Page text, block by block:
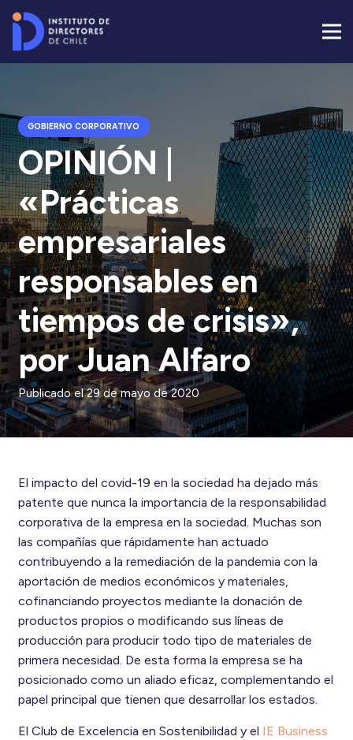
GOBIERNO CORPORATIVO
OPINIÓN |
«Prácticas
empresariales
responsables en
tiempos de crisis»,
por Juan Alfaro
Publicado el29 de mayo de 2020
El impacto del covid-19 en la sociedad ha dejado más
patente que nunca la importancia de la responsabilidad
corporativa de la empresa en la sociedad. Muchas son
las compañías que rápidamente han actuado
contribuyendo a la remediación de la pandemia con la
aportación de medios económicos y materiales,
cofinanciando proyectos mediante la donación de
productos propios o modificando sus líneas de
producción para producir todo tipo de materiales de
primera necesidad. De esta forma la empresa se ha
posicionado como un aliado eficaz, complementando el
papel principal que tienen que desarrollar los estados.
El Club de Excelencia en Sostenibilidad y el IE Business